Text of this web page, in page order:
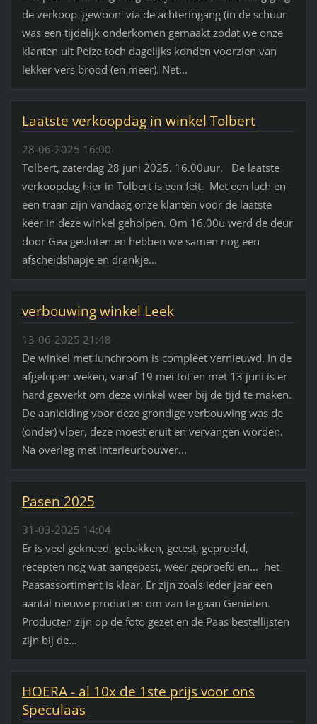
de verkoop 'gewoon' via de achteringang (in de schuur
was een tijdelijk onderkomen gemaakt zodat we onze
klanten uit Peize toch dagelijks konden voorzien van
lekker vers brood (en meer). Net...
Laatste verkoopdag in winkel Tolbert
28-06-2025 16:00
Tolbert, zaterdag 28 juni 2025. 16.00uur. De laatste
verkoopdag hier in Tolbert is een feit. Met een lach en
een traan zijn vandaag onze klanten voor de laatste
keer in deze winkel geholpen. Om 16.00u werd de deur
door Gea gesloten en hebben we samen nog een
afscheidshapje en drankje...
verbouwing winkel Leek
13-06-2025 21:48
De winkel met lunchroom is compleet vernieuwd. In de
afgelopen weken, vanaf 19 mei tot en met 13 juni is er
hard gewerkt om deze winkel weer bij de tijd te maken.
De aanleiding voor deze grondige verbouwing was de
(onder) vloer, deze moest eruit en vervangen worden.
Na overleg met interieurbouwer...
Pasen 2025
31-03-2025 14:04
Er is veel gekneed, gebakken, getest, geproefd,
recepten nog wat aangepast, weer geproefd en... het
Paasassortiment is klaar. Er zijn zoals ieder jaar een
aantal nieuwe producten om van te gaan Genieten.
Producten zijn op de foto gezet en de Paas bestellijsten
zijn bij de...
HOERA - al 10x de 1ste prijs voor ons
Speculaas